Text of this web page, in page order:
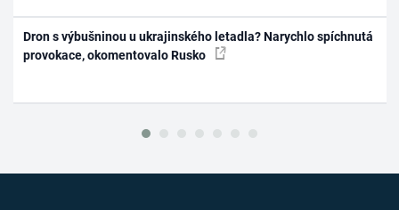
Dron s výbušninou u ukrajinského letadla? Narychlo spíchnutá
provokace, okomentovalo Rusko